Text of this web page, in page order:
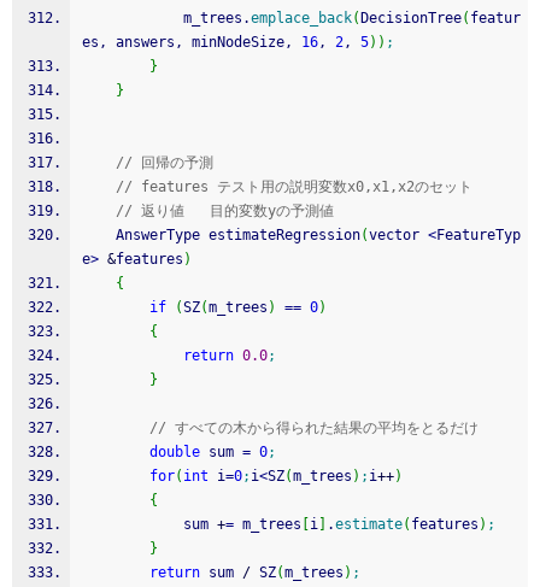
			m_trees.
emplace_back( DecisionTree( featur
es, answers, minNodeSize, 16, 2, 5) ) ;
}
}
// 回帰の予測
// features テスト用の説明変数x0,x1,x2のセット
// 返り値   目的変数yの予測値
	AnswerType estimateRegression
(vector <FeatureTyp
e> &features )
{
if
(SZ(m_trees ) == 0)
{
return 0.0;
}
// すべての木から得られた結果の平均をとるだけ
double sum = 0;
for( int i=0; i<SZ(m_trees ) ; i++)
{
			sum
+= m_trees i .estimate( features ) ;
}
return sum / SZ(m_trees ) ;